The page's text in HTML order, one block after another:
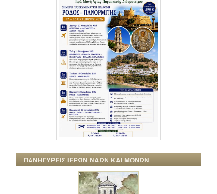
ΠΑΝΗΓΥΡΕΙΣ ΙΕΡΩΝ ΝΑΩΝ ΚΑΙ ΜΟΝΩΝ